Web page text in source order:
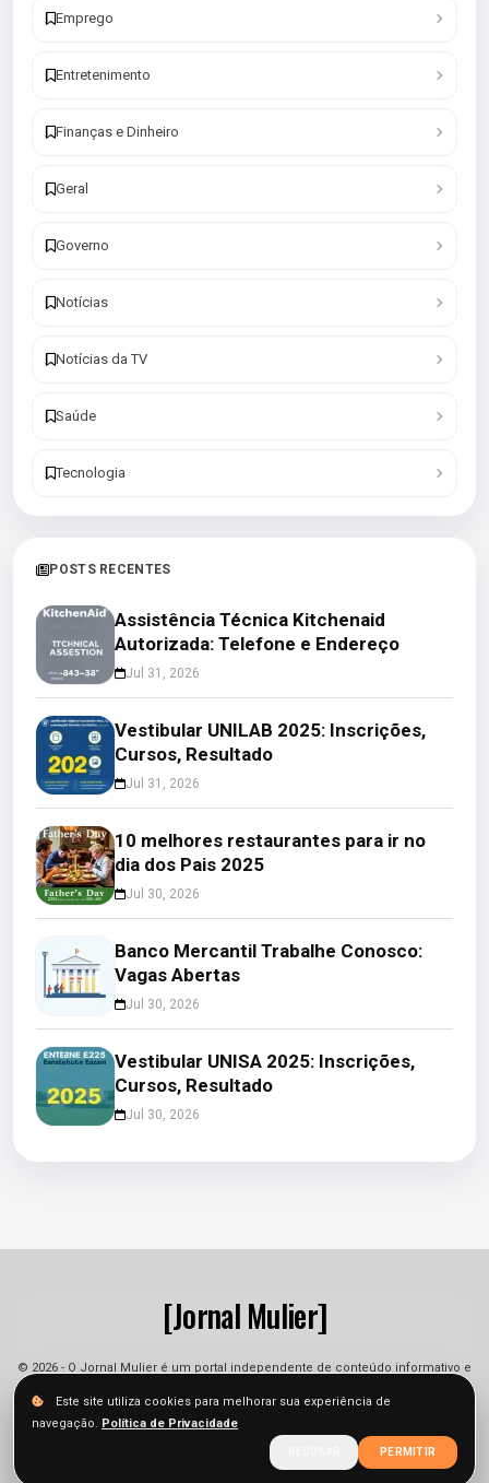
Emprego
Entretenimento
Finanças e Dinheiro
Geral
Governo
Notícias
Notícias da TV
Saúde
Tecnologia
POSTS RECENTES
Assistência Técnica Kitchenaid
Autorizada: Telefone e Endereço
Jul 31, 2026
Vestibular UNILAB 2025: Inscrições,
Cursos, Resultado
Jul 31, 2026
10 melhores restaurantes para ir no
dia dos Pais 2025
Jul 30, 2026
Banco Mercantil Trabalhe Conosco:
Vagas Abertas
Jul 30, 2026
Vestibular UNISA 2025: Inscrições,
Cursos, Resultado
Jul 30, 2026
[Jornal Mulier]
© 2026 - O Jornal Mulier é um portal independente de conteúdo informativo e
jornalístico. As informações podem sofrer alterações.
Privacidade
Este site utiliza cookies para melhorar sua experiência de
navegação. Política de Privacidade
PERMITIR